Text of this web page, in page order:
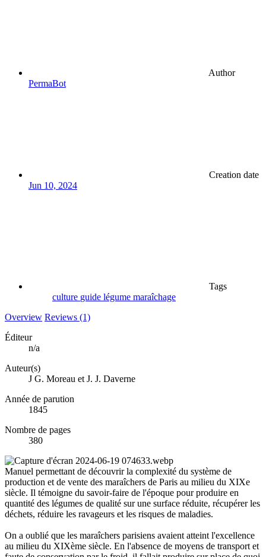
Author
PermaBot
Creation date
Jun 10, 2024
Tags
culture guide légume maraîchage
Overview Reviews (1)
Éditeur
n/a
Auteur(s)
J G. Moreau et J. J. Daverne
Année de parution
1845
Nombre de pages
380
Manuel permettant de découvrir la complexité du système de
production et de vente des maraîchers de Paris au milieu du XIXe
siècle. Il témoigne du savoir-faire de l'époque pour produire en
quantité des légumes de qualité sur une surface réduite, récupérer les
déchets, réduire les ravageurs et les risques de maladies.
On a oublié que les maraîchers parisiens avaient atteint l'excellence
au milieu du XIXème siècle. En l'absence de moyens de transport et